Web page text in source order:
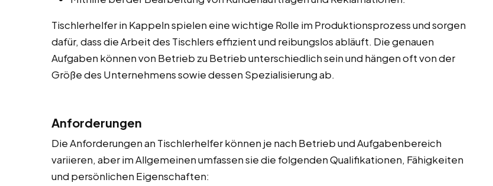
Tischlerhelfer in Kappeln spielen eine wichtige Rolle im Produktionsprozess und sorgen
dafür, dass die Arbeit des Tischlers effizient und reibungslos abläuft. Die genauen
Aufgaben können von Betrieb zu Betrieb unterschiedlich sein und hängen oft von der
Größe des Unternehmens sowie dessen Spezialisierung ab.
Anforderungen
Die Anforderungen an Tischlerhelfer können je nach Betrieb und Aufgabenbereich
variieren, aber im Allgemeinen umfassen sie die folgenden Qualifikationen, Fähigkeiten
und persönlichen Eigenschaften: